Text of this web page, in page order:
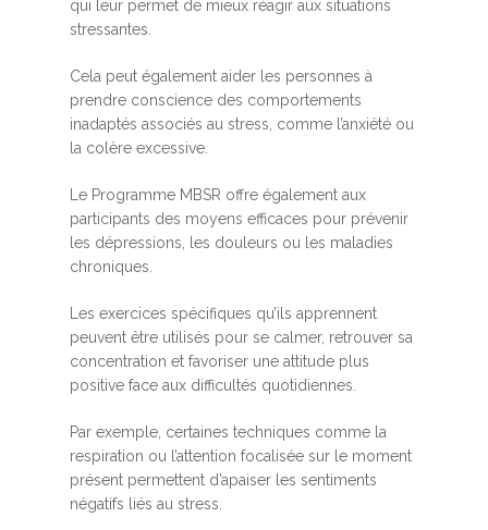
qui leur permet de mieux réagir aux situations
stressantes.
Cela peut également aider les personnes à
prendre conscience des comportements
inadaptés associés au stress, comme l’anxiété ou
la colère excessive.
Le Programme MBSR offre également aux
participants des moyens efficaces pour prévenir
les dépressions, les douleurs ou les maladies
chroniques.
Les exercices spécifiques qu’ils apprennent
peuvent être utilisés pour se calmer, retrouver sa
concentration et favoriser une attitude plus
positive face aux difficultés quotidiennes.
Par exemple, certaines techniques comme la
respiration ou l’attention focalisée sur le moment
présent permettent d’apaiser les sentiments
négatifs liés au stress.